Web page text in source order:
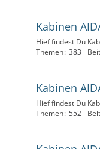
Kabinen
Hief findest Du
Themen 383
Kabinen
Hief findest Du
Themen 552